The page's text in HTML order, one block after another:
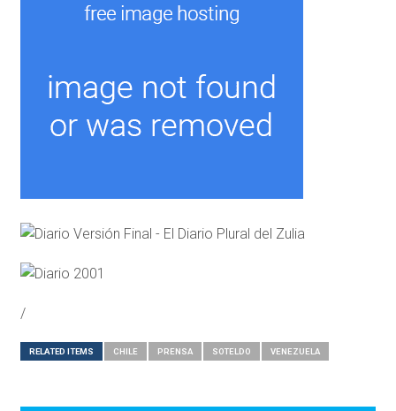
/
RELATED ITEMS CHILE PRENSA SOTELDO VENEZUELA